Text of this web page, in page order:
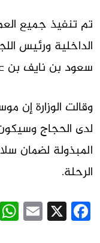
تم تنفيذ جميع
الداخلية ورئيس
سعود بن نايف بن
لدى الحجاج
المبذولة لضمان
الرحلة.
X